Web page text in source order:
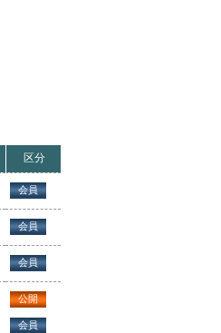
区分
会員
会員
会員
公開
会員